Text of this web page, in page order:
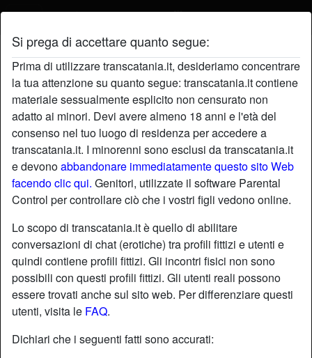
Si prega di accettare quanto segue:
Prima di utilizzare transcatania.it, desideriamo concentrare
la tua attenzione su quanto segue: transcatania.it contiene
materiale sessualmente esplicito non censurato non
adatto ai minori. Devi avere almeno 18 anni e l'età del
consenso nel tuo luogo di residenza per accedere a
transcatania.it. I minorenni sono esclusi da transcatania.it
e devonoabbandonare immediatamente questo sito Web
facendo clic qui. Genitori, utilizzate il software Parental
Control per controllare ciò che i vostri figli vedono online.
Lo scopo di transcatania.it è quello di abilitare
conversazioni di chat (erotiche) tra profili fittizi e utenti e
quindi contiene profili fittizi. Gli incontri fisici non sono
possibili con questi profili fittizi. Gli utenti reali possono
essere trovati anche sul sito web. Per differenziare questi
utenti, visita le FAQ.
Dichiari che i seguenti fatti sono accurati:
Profilo di paolagode
starAggiungi chatChatta adesso